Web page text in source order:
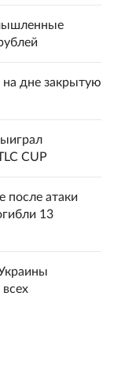
на дне закрытую
CUP
после атаки
13